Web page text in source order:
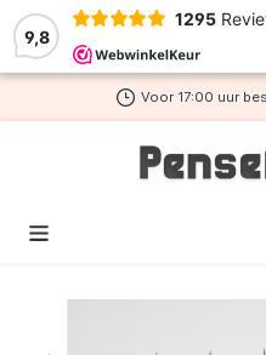
9,8
1295
hoofdinhoud
Voor 17:00 uur